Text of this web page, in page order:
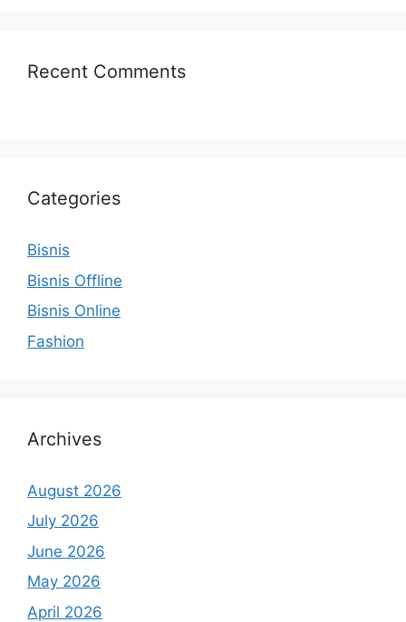
Recent Comments
Categories
Bisnis
Bisnis Offline
Bisnis Online
Fashion
Archives
August 2026
July 2026
June 2026
May 2026
April 2026